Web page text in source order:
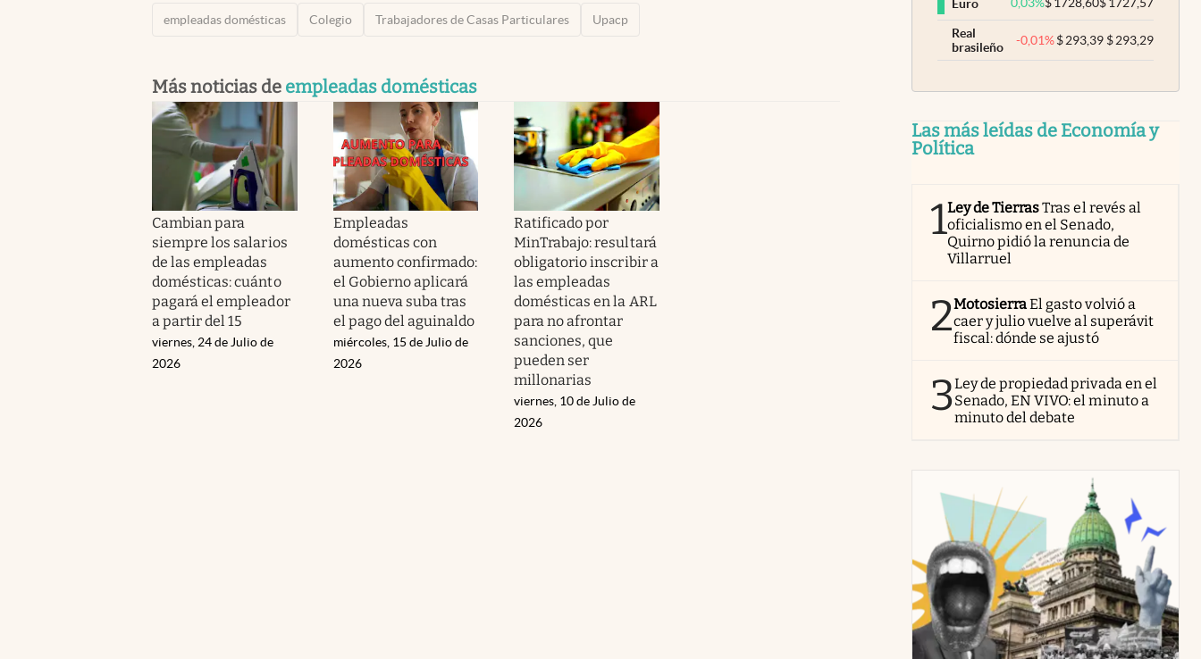
empleadas domésticas Colegio Trabajadores de Casas Particulares Upacp
Más noticias de empleadas domésticas
Cambian para
siempre los salarios
de las empleadas
domésticas: cuánto
pagará el empleador
a partir del 15
viernes, 24 de Julio de
2026
Empleadas
domésticas con
aumento confirmado:
el Gobierno aplicará
una nueva suba tras
el pago del aguinaldo
miércoles, 15 de Julio de
2026
Ratificado por
MinTrabajo: resultará
obligatorio inscribir a
las empleadas
domésticas en la ARL
para no afrontar
sanciones, que
pueden ser
millonarias
viernes, 10 de Julio de
2026
Euro
Real
brasileño
-0,01% $293,39 $293,29
Las más leídas de Economía y
Política
1Ley de TierrasTras el revés al
oficialismo en el Senado,
Quirno pidió la renuncia de
Villarruel
2MotosierraEl gasto volvió a
caer y julio vuelve al superávit
fiscal: dónde se ajustó
3Ley de propiedad privada en el
Senado, EN VIVO: el minuto a
minuto del debate